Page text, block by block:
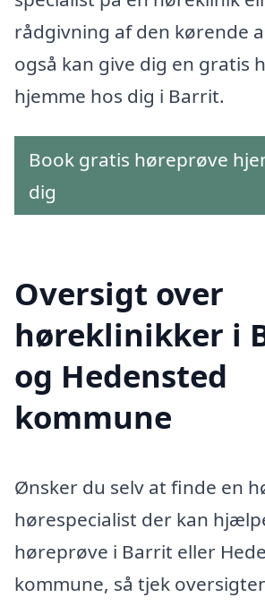
rådgivning af den kørende
også kan give dig en gratis
hjemme hos dig i Barrit.
Book gratis høreprøve
dig
Oversigt over
høreklinikker i
og Hedensted
kommune
Ønsker du selv at finde en
hørespecialist der kan
høreprøve i Barrit eller
kommune, så tjek